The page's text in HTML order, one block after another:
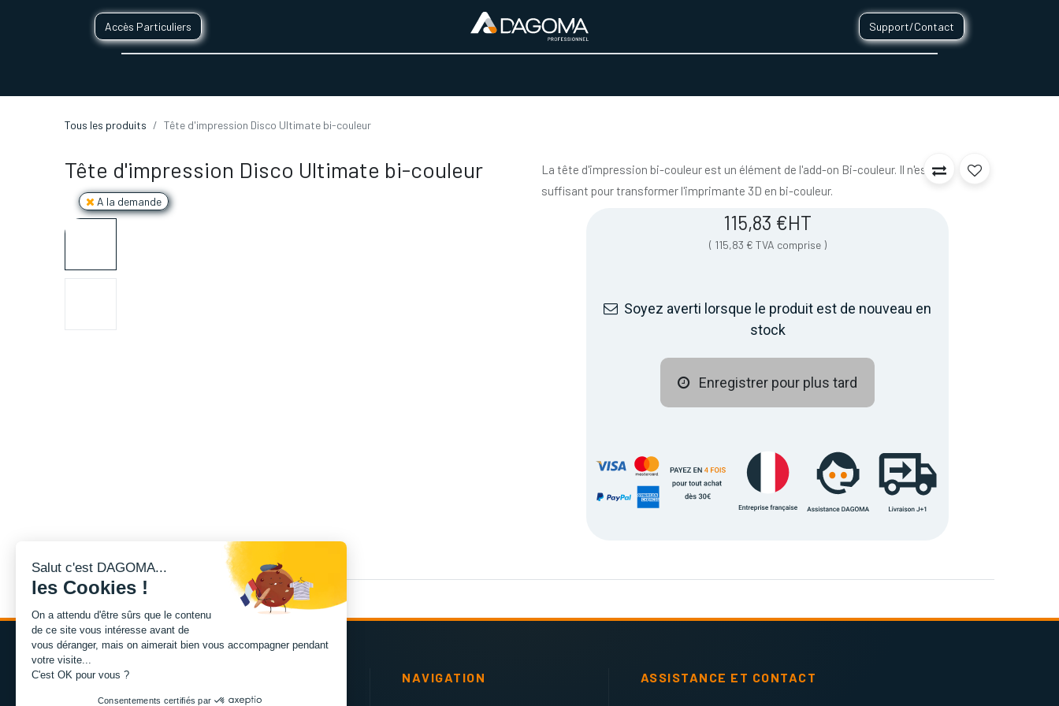
Accès Particuliers Support/Contact
Tous les produits Tête d'impression Disco Ultimate bi-couleur
Tête d'impression Disco Ultimate bi-couleur
A la demande
La tête d'impression bi-couleur est un élément de l'add-on Bi-couleur. Il n'est pas
suffisant pour transformer l'imprimante 3D en bi-couleur.
115,83 €HT
( 115,83 € TVA comprise )
Soyez averti lorsque le produit est de nouveau en
stock
Enregistrer pour plus tard
NAVIGATION ASSISTANCE ET CONTACT
Salut c'est DAGOMA...
les Cookies !
On a attendu d'être sûrs que le contenu
de ce site vous intéresse avant de
vous déranger, mais on aimerait bien vous accompagner pendant
votre visite...
C'est OK pour vous ?
Consentements certifiés par